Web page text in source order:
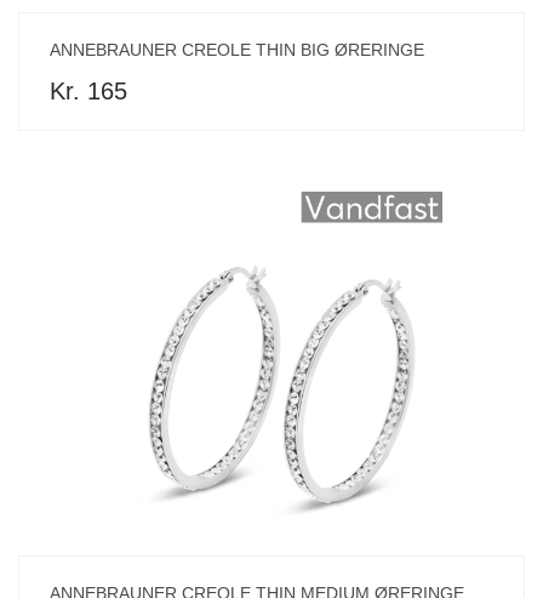
ANNEBRAUNER CREOLE THIN BIG ØRERINGE
Kr. 165
ANNEBRAUNER CREOLE THIN MEDIUM ØRERINGE